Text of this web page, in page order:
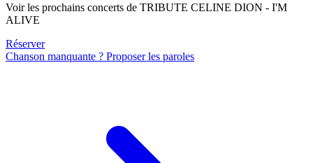
Voir les prochains concerts de TRIBUTE CELINE DION - I'M
ALIVE
Réserver
Chanson manquante ? Proposer les paroles